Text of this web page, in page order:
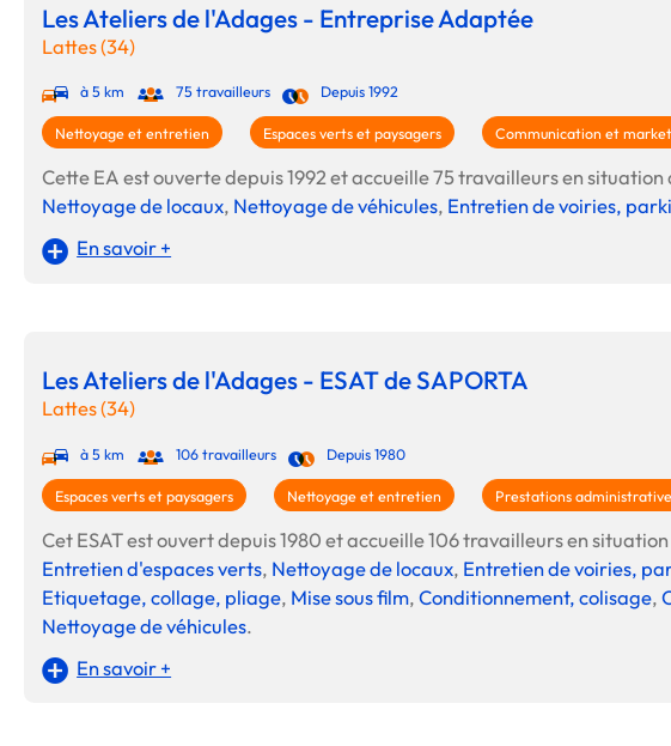
Les Ateliers de l'Adages - Entreprise Adaptée
Lattes (34)
à 5 km 75 travailleurs Depuis 1992
Nettoyage et entretien Espaces verts et paysagers Communication et
Cette EA est ouverte depuis 1992 et accueille 75 travailleurs en
Nettoyage de locaux, Nettoyage de véhicules, Entretien de voiries,
En savoir +
Les Ateliers de l'Adages - ESAT de SAPORTA
Lattes (34)
à 5 km 106 travailleurs Depuis 1980
Espaces verts et paysagers Nettoyage et entretien Prestations
Cet ESAT est ouvert depuis 1980 et accueille 106 travailleurs en
Entretien d'espaces verts, Nettoyage de locaux, Entretien de voiries,
Etiquetage, collage, pliage, Mise sous film,Conditionnement, colisage,
Nettoyage de véhicules.
En savoir +